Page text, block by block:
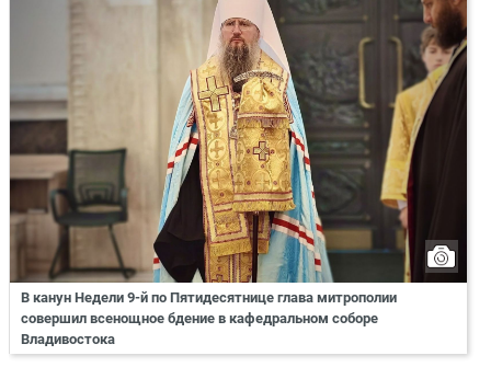
В канун Недели 9-й по Пятидесятнице глава митрополии
совершил всенощное бдение в кафедральном соборе
Владивостока